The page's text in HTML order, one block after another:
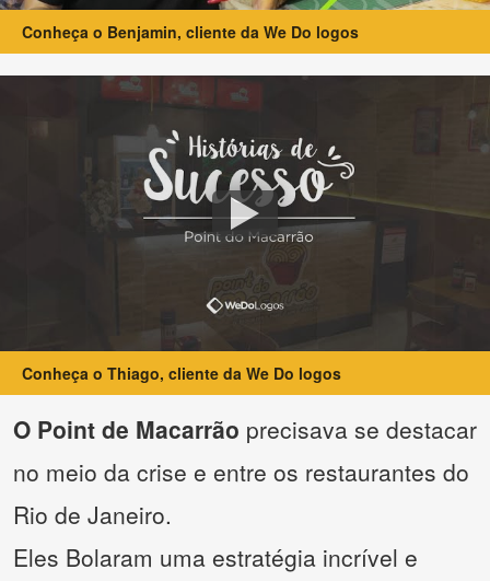
Conheça o Benjamin, cliente da We Do logos
Conheça o Thiago, cliente da We Do logos
O Point de Macarrão precisava se destacar
no meio da crise e entre os restaurantes do
Rio de Janeiro.
Eles Bolaram uma estratégia incrível e